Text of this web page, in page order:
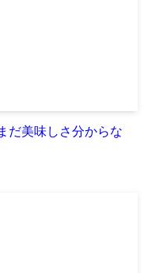
だ美味しさ分からな